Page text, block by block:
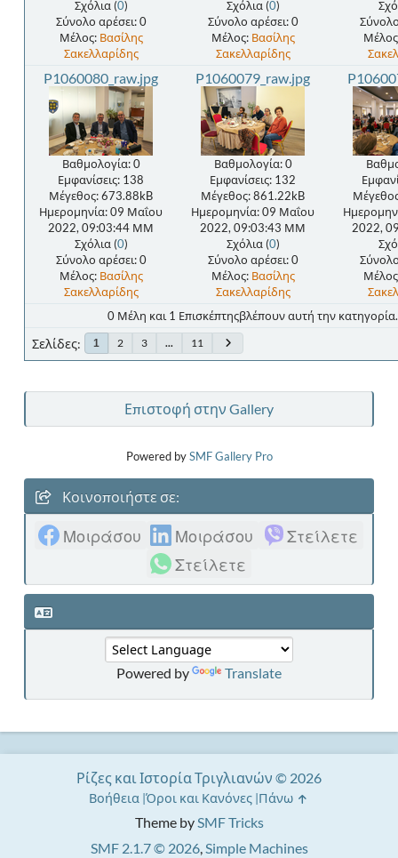
Σχόλια (0)
Σύνολο αρέσει: 0
Μέλος: Βασίλης
Σακελλαρίδης
Σχόλια (0)
Σύνολο αρέσει: 0
Μέλος: Βασίλης
Σακελλαρίδης
P1060080_raw.jpg
Βαθμολογία: 0
Εμφανίσεις: 138
Μέγεθος: 673.88kB
Ημερομηνία: 09 Μαΐου
2022, 09:03:44 ΜΜ
Σχόλια (0)
Σύνολο αρέσει: 0
Μέλος: Βασίλης
Σακελλαρίδης
P1060079_raw.jpg
Βαθμολογία: 0
Εμφανίσεις: 132
Μέγεθος: 861.22kB
Ημερομηνία: 09 Μαΐου
2022, 09:03:43 ΜΜ
Σχόλια (0)
Σύνολο αρέσει: 0
Μέλος: Βασίλης
Σακελλαρίδης
2022,
0 Μέλη και 1 Επισκέπτηςβλέπουν αυτή την κατηγορία.
Σελίδες 1 2 3 ... 11
Επιστοφή στην Gallery
Powered bySMF Gallery Pro
Κοινοποιήστε σε:
Μοιράσου Μοιράσου
Στείλετε
Στείλετε
Powered by Translate
Theme bySMF Tricks
SMF 2.1.7 © 2026,Simple Machines
Ρίζες και Ιστορία Τριγλιανών © 2026
Βοήθεια Όροι και Κανόνες Πάνω